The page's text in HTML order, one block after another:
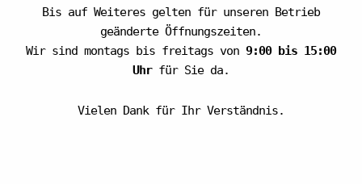
Gewerbliche Konzessionen gegen Gewerbe Nachweis
erhältlich.
Wir freuen uns Sie kennenzulernen.
Auszahlung per Versand
Bis auf Weiteres gelten für unseren Betrieb
geänderte Öffnungszeiten.
Wir sind montags bis freitags von 9:00 bis 15:00
Uhrfür Sie da.
Vielen Dank für Ihr Verständnis.